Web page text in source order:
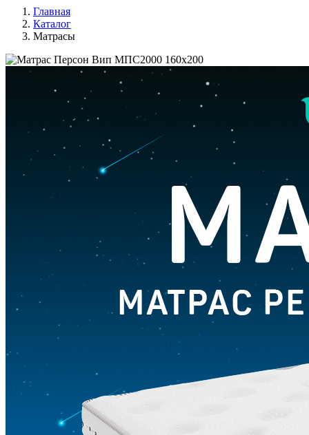
Главная
Каталог
Матрасы